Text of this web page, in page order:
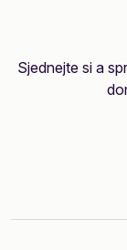
Sjednejte si a